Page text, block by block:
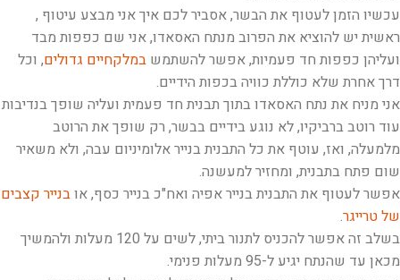
עכשיו הזמן לעטוף את הבשר, אסביר לכם איך אני מבצע עיטוף ,
ראשית יש להוציא את הפרוב מנתח האסאדו, אני שם כפפות מבד
ועליהן כפפות חד פעמיות, אפשר להשתמש במלקחיים גדולים, וכל
דרך אחרת שלא כוללת כוויה בכפות הידיים.
אני מניח את נתח האסאדו בתוך תבנית חד פעמית ועליה שופך בנדיבות
עוד רוטב ברביקיו, לא נוגע בידיים בבשר, רק שופך את הרוטב
מלמעלה, ואז, עוטף את כל התבנית בנייר אלומיניום עבה, ולא משאיר
שום פתח בתבנית, ומחזיר למעשנה.
אפשר לעטוף את התבנית בנייר אפיה ואח"כ בנייר כסף, אובנייר קצבים
של טרייגר.
בשלב זה אפשר להכניס לתנור ביתי, לשים על 120 מעלות ולהמשיך
מכאן עד שהנתח יגיע ל-95 מעלות פנימי.